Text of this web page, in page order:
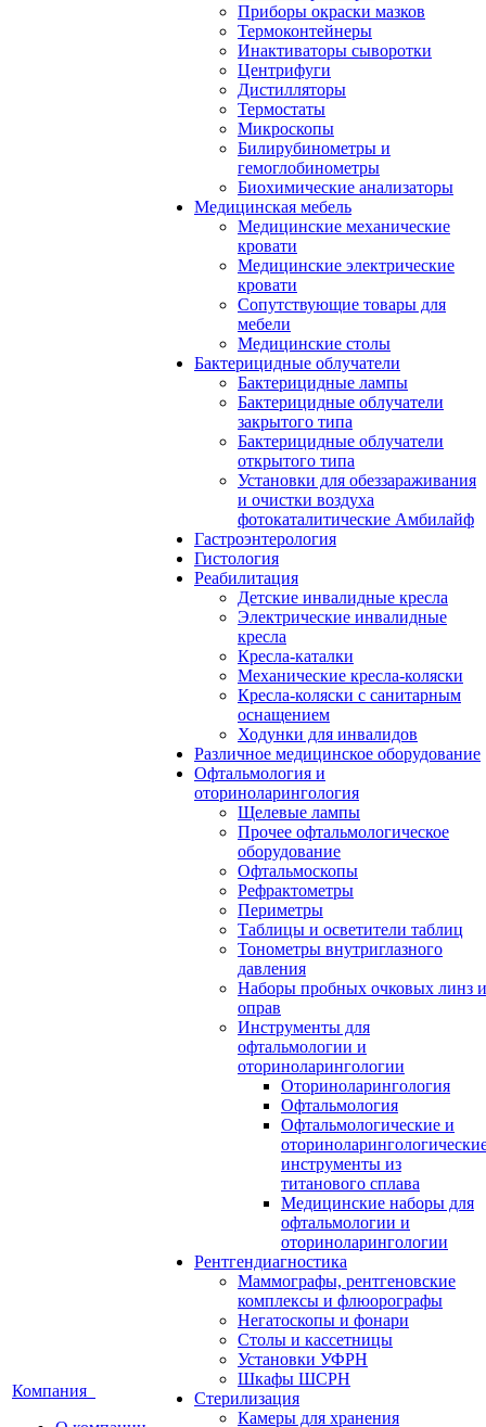
Компания
Приборы окраски мазков
Термоконтейнеры
Инактиваторы сыворотки
Центрифуги
Дистилляторы
Термостаты
Микроскопы
Билирубинометры и
гемоглобинометры
Биохимические анализаторы
Медицинская мебель
Медицинские механические
кровати
Медицинские электрические
кровати
Сопутствующие товары для
мебели
Медицинские столы
Бактерицидные облучатели
Бактерицидные лампы
Бактерицидные облучатели
закрытого типа
Бактерицидные облучатели
открытого типа
Установки для обеззараживания
и очистки воздуха
фотокаталитические Амбилайф
Гастроэнтерология
Гистология
Реабилитация
Детские инвалидные кресла
Электрические инвалидные
кресла
Кресла-каталки
Механические кресла-коляски
Кресла-коляски с санитарным
оснащением
Ходунки для инвалидов
Различное медицинское оборудование
Офтальмология и
оториноларингология
Щелевые лампы
Прочее офтальмологическое
оборудование
Офтальмоскопы
Рефрактометры
Периметры
Таблицы и осветители таблиц
Тонометры внутриглазного
давления
Наборы пробных очковых линз и
оправ
Инструменты для
офтальмологии и
оториноларингологии
Оториноларингология
Офтальмология
Офтальмологические и
инструменты из
титанового сплава
Медицинские наборы для
офтальмологии и
оториноларингологии
Рентгендиагностика
Маммографы, рентгеновские
комплексы и флюорографы
Негатоскопы и фонари
Столы и кассетницы
Установки УФРН
Шкафы ШСРН
Стерилизация
Камеры для хранения